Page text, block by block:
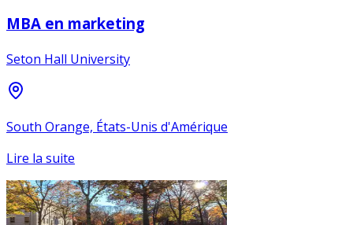
MBA en marketing
Seton Hall University
South Orange, États-Unis d'Amérique
Lire la suite